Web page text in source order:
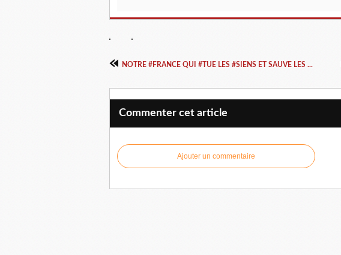
NOTRE #FRANCE QUI #TUE LES #SIENS ET SAUVE LES ...
Commenter cet article
Ajouter un commentaire